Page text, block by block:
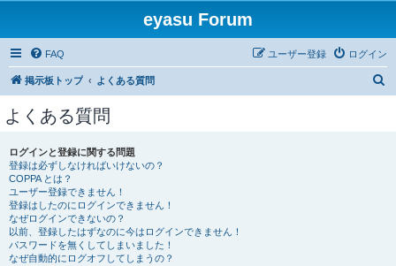
eyasu Forum
FAQ ログイン
ユーザー登録
掲示板トップ よくある質問
よくある質問
ログインと登録に関する問題
登録は必ずしなければいけないの？
COPPA とは？
ユーザー登録できません！
登録はしたのにログインできません！
なぜログインできないの？
以前、登録したはずなのに今はログインできません！
パスワードを無くしてしまいました！
なぜ自動的にログオフしてしまうの？